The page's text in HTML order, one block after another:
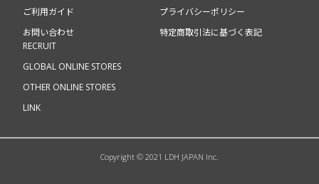
ご利用ガイド
お問い合わせ
プライバシーポリシー
特定商取引法に基づく表記
RECRUIT
GLOBAL ONLINE STORES
OTHER ONLINE STORES
LINK
Copyright © 2021 LDH JAPAN Inc.